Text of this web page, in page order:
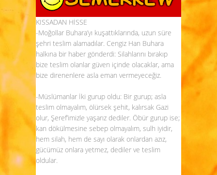
KISSADAN HİSSE
-Moğollar Buhara’yı kuşattıklarında, uzun süre
şehri teslim alamadılar. Cengiz Han Buhara
halkına bir haber gönderdi: Silahlarını bırakıp
bize teslim olanlar güven içinde olacaklar, ama
bize direnenlere asla eman vermeyeceğiz.
-Müslümanlar İki gurup oldu: Bir gurup; asla
teslim olmayalım, ölürsek şehit, kalırsak Gazi
olur, Şeref’imizle yaşarız dediler. Öbür gurup ise;
kan dökülmesine sebep olmayalım, sulh iyidir,
hem silah, hem de sayı olarak onlardan azız,
gücümüz onlara yetmez, dediler ve teslim
oldular.